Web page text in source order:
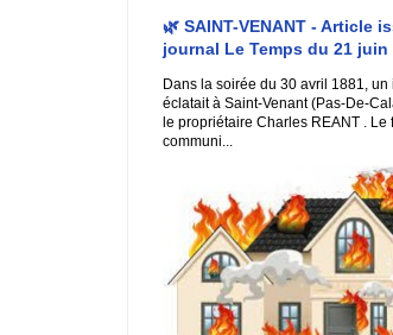
🌿 SAINT-VENANT - Article
journal Le Temps du 21 juin
Dans la soirée du 30 avril 1881,
éclatait à Saint-Venant (Pas-De-
le propriétaire Charles REANT . Le
communi...